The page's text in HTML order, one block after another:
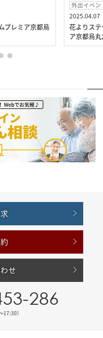
プレミア京都烏
外出イベン
2025.04.07
花よりス
ア京都烏
せ
286
17:30）